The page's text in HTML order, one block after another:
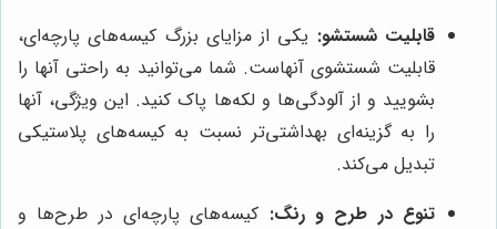
قابلیت شستشو: یکی از مزایای بزرگ کیسه‌های پارچه‌ای،
قابلیت شستشوی آنهاست. شما می‌توانید به راحتی آنها را
بشویید و از آلودگی‌ها و لکه‌ها پاک کنید. این ویژگی، آنها
را به گزینه‌ای بهداشتی‌تر نسبت به کیسه‌های پلاستیکی
تبدیل می‌کند.
تنوع در طرح و رنگ: کیسه‌های پارچه‌ای در طرح‌ها و